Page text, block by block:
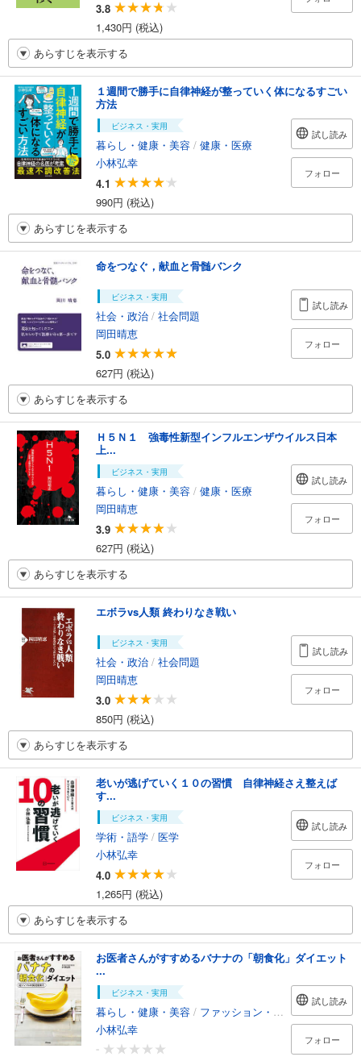
3.8
1,430円 (税込)
あらすじを表示する
１週間で勝手に自律神経が整っていく体になるすごい
方法
ビジネス・実用
暮らし・健康・美容 / 健康・医療
小林弘幸
4.1
990円 (税込)
試し読み
フォロー
あらすじを表示する
命をつなぐ，献血と骨髄バンク
ビジネス・実用
社会・政治 / 社会問題
岡田晴恵
5.0
627円 (税込)
試し読み
フォロー
あらすじを表示する
Ｈ５Ｎ１ 強毒性新型インフルエンザウイルス日本
上...
ビジネス・実用
暮らし・健康・美容 / 健康・医療
岡田晴恵
3.9
627円 (税込)
試し読み
フォロー
あらすじを表示する
エボラvs人類 終わりなき戦い
ビジネス・実用
社会・政治 / 社会問題
岡田晴恵
3.0
850円 (税込)
試し読み
フォロー
あらすじを表示する
老いが逃げていく１０の習慣 自律神経さえ整えば
す...
ビジネス・実用
学術・語学 / 医学
小林弘幸
4.0
1,265円 (税込)
試し読み
フォロー
あらすじを表示する
お医者さんがすすめるバナナの「朝食化」ダイエット
...
ビジネス・実用
暮らし・健康・美容 / ファッション・美容
小林弘幸
-
試し読み
フォロー